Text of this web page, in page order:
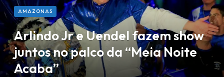
AMAZONAS
Arlindo Jr e Uendel fazem show
juntos no palco da “Meia Noite
Acaba”